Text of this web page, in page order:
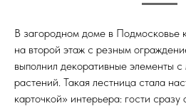
В загородном доме в Подмосковье
на второй этаж с резным
выполнил декоративные элементы
растений. Такая лестница стала
карточкой» интерьера: гости